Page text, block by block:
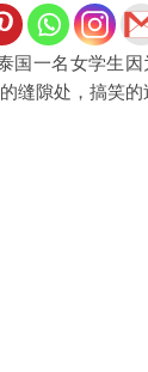
缝隙处，搞笑的